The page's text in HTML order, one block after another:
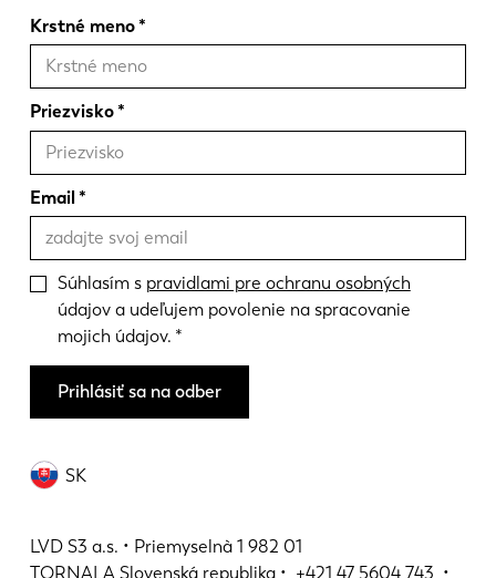
SK
LVD S3 a.s. • Priemyselnà 1 982 01
TORNALA Slovenská republika • +421 47 5604 743 •
Krstné meno
Priezvisko
Email
Súhlasím s pravidlami pre ochranu osobných
údajov a udeľujem povolenie na spracovanie
mojich údajov.
Prihlásiť sa na odber